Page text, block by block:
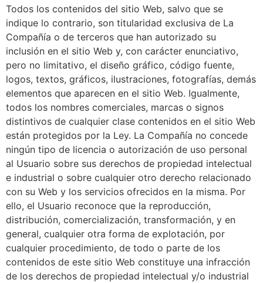
Todos los contenidos del sitio Web, salvo que se
indique lo contrario, son titularidad exclusiva de La
Compañía o de terceros que han autorizado su
inclusión en el sitio Web y, con carácter enunciativo,
pero no limitativo, el diseño gráfico, código fuente,
logos, textos, gráficos, ilustraciones, fotografías, demás
elementos que aparecen en el sitio Web. Igualmente,
todos los nombres comerciales, marcas o signos
distintivos de cualquier clase contenidos en el sitio Web
están protegidos por la Ley. La Compañía no concede
ningún tipo de licencia o autorización de uso personal
al Usuario sobre sus derechos de propiedad intelectual
e industrial o sobre cualquier otro derecho relacionado
con su Web y los servicios ofrecidos en la misma. Por
ello, el Usuario reconoce que la reproducción,
distribución, comercialización, transformación, y en
general, cualquier otra forma de explotación, por
cualquier procedimiento, de todo o parte de los
contenidos de este sitio Web constituye una infracción
de los derechos de propiedad intelectual y/o industrial